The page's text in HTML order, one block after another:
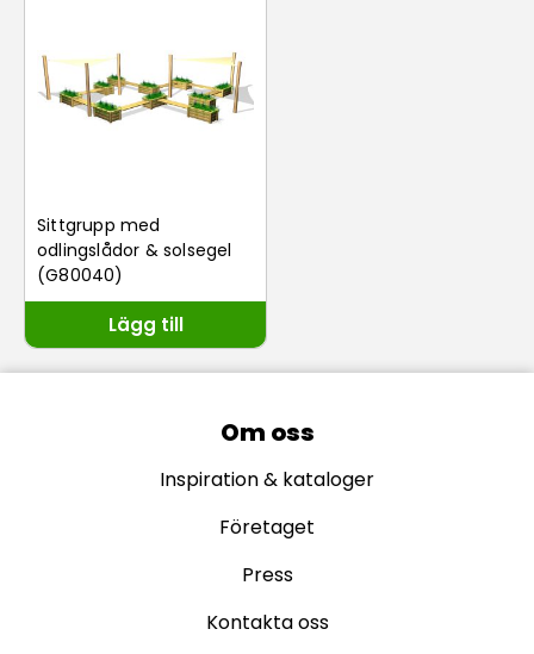
Sittgrupp med
odlingslådor & solsegel
(G80040)
Lägg till
Om oss
Inspiration & kataloger
Företaget
Press
Kontakta oss